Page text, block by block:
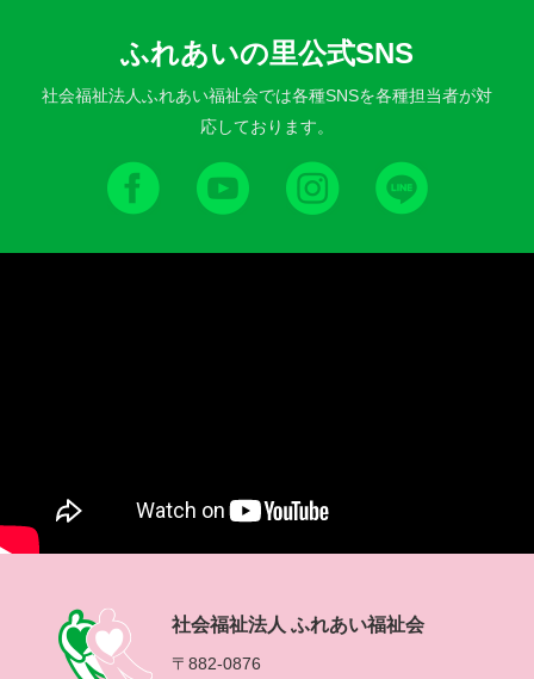
ふれあいの里公式SNS
社会福祉法人ふれあい福祉会では各種SNSを各種担当者が対
応しております。
社会福祉法人 ふれあい福祉会
〒882-0876